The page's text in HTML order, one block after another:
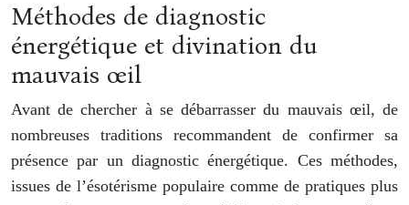
Méthodes de diagnostic
énergétique et divination du
mauvais œil
Avant de chercher à se débarrasser du mauvais œil, de
nombreuses traditions recommandent de confirmer sa
présence par un diagnostic énergétique. Ces méthodes,
issues de l’ésotérisme populaire comme de pratiques plus